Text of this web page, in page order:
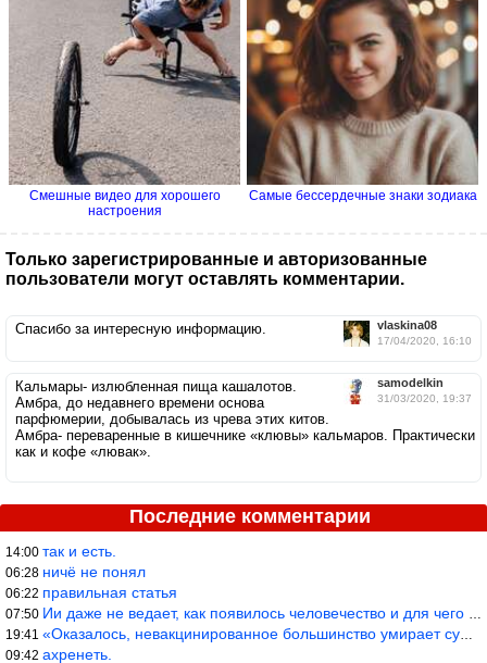
Смешные видео для хорошего
настроения
Самые бессердечные знаки зодиака
Только зарегистрированные и авторизованные
пользователи могут оставлять комментарии.
vlaskina08
17/04/2020, 16:10
Спасибо за интересную информацию.
samodelkin
31/03/2020, 19:37
Кальмары- излюбленная пища кашалотов.
Амбра, до недавнего времени основа
парфюмерии, добывалась из чрева этих китов.
Амбра- переваренные в кишечнике «клювы» кальмаров. Практически
как и кофе «лювак».
Последние комментарии
14:00 так и есть.
06:28 ничё не понял
06:22 правильная статья
07:50 Ии даже не ведает, как появилось человечество и для чего оно сущ
19:41 «Оказалось, невакцинированное большинство умирает существенно ча
09:42 ахренеть.